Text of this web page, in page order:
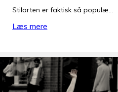
Stilarten er faktisk så populæ…
Læs mere